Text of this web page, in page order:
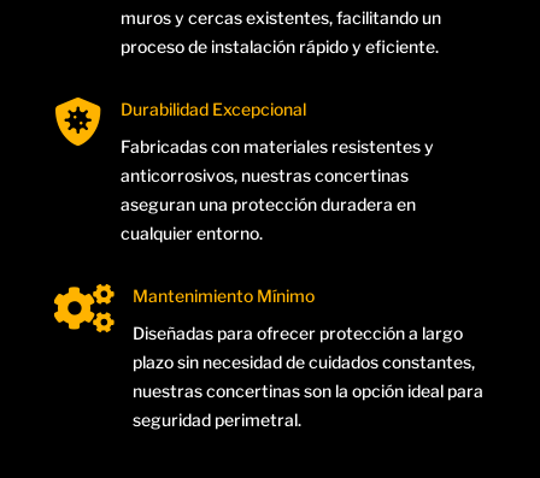
muros y cercas existentes, facilitando un
proceso de instalación rápido y eficiente.

Durabilidad Excepcional
Fabricadas con materiales resistentes y
anticorrosivos, nuestras concertinas
aseguran una protección duradera en
cualquier entorno.

Mantenimiento Mínimo
Diseñadas para ofrecer protección a largo
plazo sin necesidad de cuidados constantes,
nuestras concertinas son la opción ideal para
seguridad perimetral.